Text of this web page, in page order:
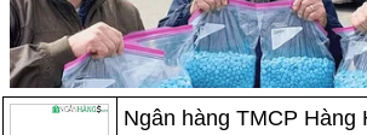
Ngân hàng TMCP Hàng